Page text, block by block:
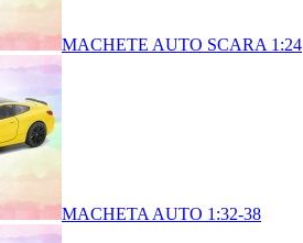
MACHETE AUTO SCARA 1:24
MACHETA AUTO 1:32-38